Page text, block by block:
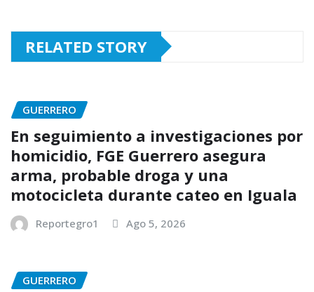
RELATED STORY
GUERRERO
En seguimiento a investigaciones por
homicidio, FGE Guerrero asegura
arma, probable droga y una
motocicleta durante cateo en Iguala
Reportegro1 Ago 5, 2026
GUERRERO